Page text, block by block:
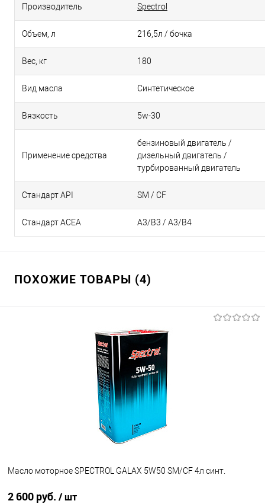
Производитель Spectrol
Объем, л 216,5л / бочка
Вес, кг 180
Вид масла Синтетическое
Вязкость 5w-30
Применение средства
бензиновый двигатель /
дизельный двигатель /
турбированный двигатель
Стандарт API SM / CF
Стандарт ACEA А3/В3 / А3/В4
ПОХОЖИЕ ТОВАРЫ (4)
Масло моторное SPECTROL GALAX 5W50 SM/CF 4л синт.
2 600 руб. / шт